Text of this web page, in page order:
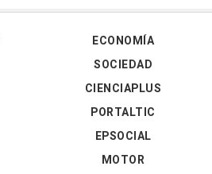
ECONOMÍA
SOCIEDAD
CIENCIAPLUS
PORTALTIC
EPSOCIAL
MOTOR